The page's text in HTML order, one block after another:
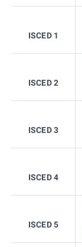
ISCED 1
ISCED 2
ISCED 3
ISCED 4
ISCED 5